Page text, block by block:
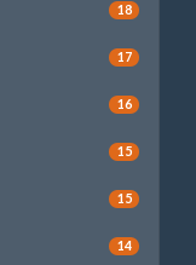
18
17
16
15
15
14